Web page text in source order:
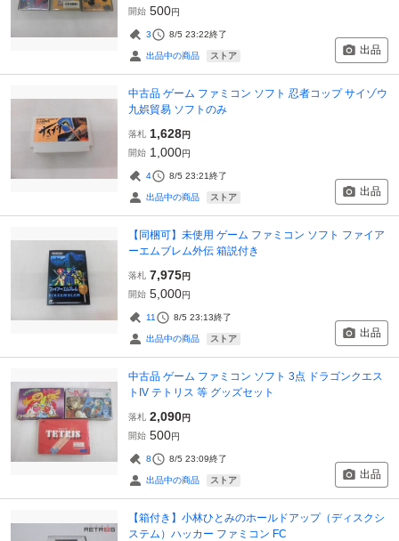
開始 500円
3 8/5 23:22終了
出品中の商品 ストア 出品
中古品 ゲーム ファミコン ソフト 忍者コップ サイゾウ
九娯貿易 ソフトのみ
落札 1,628円
開始 1,000円
4 8/5 23:21終了
出品中の商品 ストア 出品
【同梱可】未使用 ゲーム ファミコン ソフト ファイア
ーエムブレム外伝 箱説付き
落札 7,975円
開始 5,000円
11 8/5 23:13終了
出品中の商品 ストア 出品
中古品 ゲーム ファミコン ソフト 3点 ドラゴンクエス
トIV テトリス 等 グッズセット
落札 2,090円
開始 500円
8 8/5 23:09終了
出品中の商品 ストア 出品
【箱付き】小林ひとみのホールドアップ（ディスクシ
ステム）ハッカー ファミコン FC